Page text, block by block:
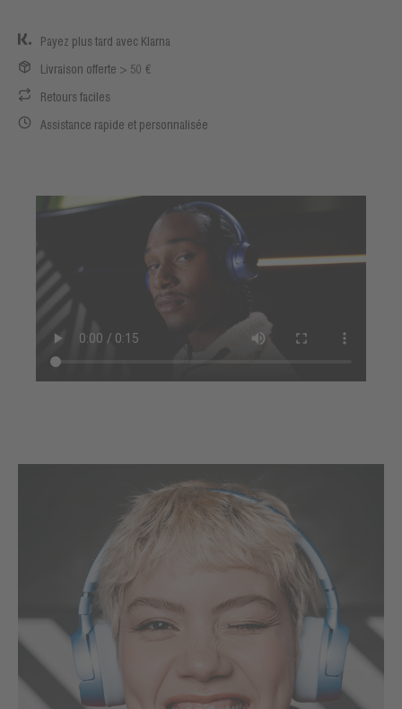
Payez plus tard avec Klarna
Livraison offerte > 50 €
Retours faciles
Assistance rapide et personnalisée